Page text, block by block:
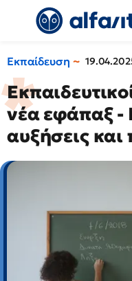
Εκπαίδευση
νέα εφάπαξ -
αυξήσεις και